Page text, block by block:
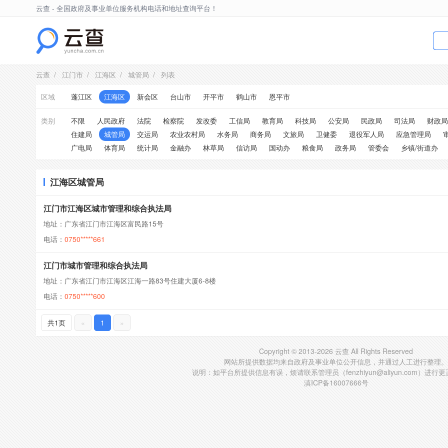
云查 - 全国政府及事业单位服务机构电话和地址查询平台！
云查/江门市/江海区/城管局/ 列表
区域 蓬江区 江海区 新会区 台山市 开平市 鹤山市 恩平市
类别 不限 人民政府 法院 检察院 发改委 工信局 教育局 科技局 公安局 民政局 司法局 财政局
住建局
城管局 交运局 农业农村局 水务局 商务局 文旅局 卫健委 退役军人局 应急管理局
广电局
体育局 统计局 金融办 林草局 信访局 国动办 粮食局 政务局 管委会 乡镇/街道办
江海区城管局
江门市江海区城市管理和综合执法局
地址：广东省江门市江海区富民路15号
电话： 0750*****661
江门市城市管理和综合执法局
地址：广东省江门市江海区江海一路83号住建大厦6-8楼
电话： 0750*****600
共1页 « 1 »
Copyright © 2013-2026 云查 All Rights Reserved
网站所提供数据均来自政府及事业单位公开信息，并通过人工进行整理。
说明：如平台所提供信息有误，烦请联系管理员（fenzhiyun@aliyun.com）进行更
滇ICP备16007666号